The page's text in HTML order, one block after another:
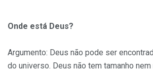
Onde está Deus?
Argumento: Deus não pode ser
do universo. Deus não tem tamanho